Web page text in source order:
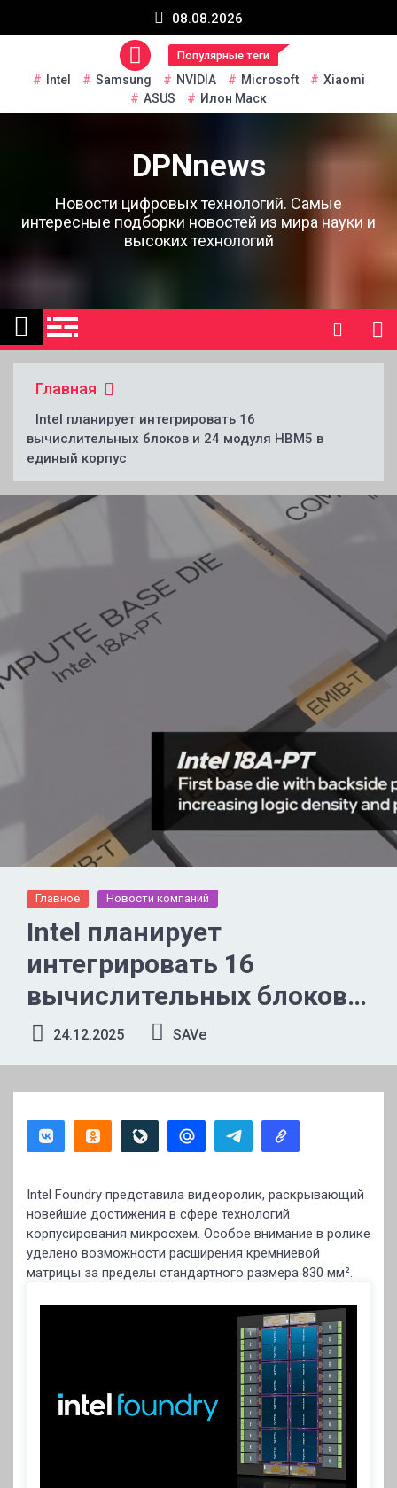
08.08.2026
Популярные теги
Intel Samsung NVIDIA Microsoft
Xiaomi
ASUS
Илон Маск
DPNnews
Новости цифровых технологий. Самые
интересные подборки новостей из мира науки и
высоких технологий
Главная
Intel планирует интегрировать 16
вычислительных блоков и 24 модуля HBM5 в
единый корпус
Главное Новости компаний
Intel планирует
интегрировать 16
вычислительных блоков и
24 модуля HBM5 в единый
корпус
24.12.2025 SAVe
Intel Foundry представила видеоролик, раскрывающий
новейшие достижения в сфере технологий
корпусирования микросхем. Особое внимание в ролике
уделено возможности расширения кремниевой
матрицы за пределы стандартного размера 830 мм².